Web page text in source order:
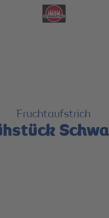
die uns stark macht.Mehr erfahren
Fruchtaufstrich